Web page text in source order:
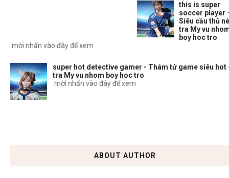
this is super
soccer player
Siêu cầu thủ
tra My vu
boy hoc tro
mời nhấn vào đây để xem
super hot detective gamer - Thám tử game siêu hot
tra My vu nhom boy hoc tro
mời nhấn vào đây để xem
ABOUT AUTHOR